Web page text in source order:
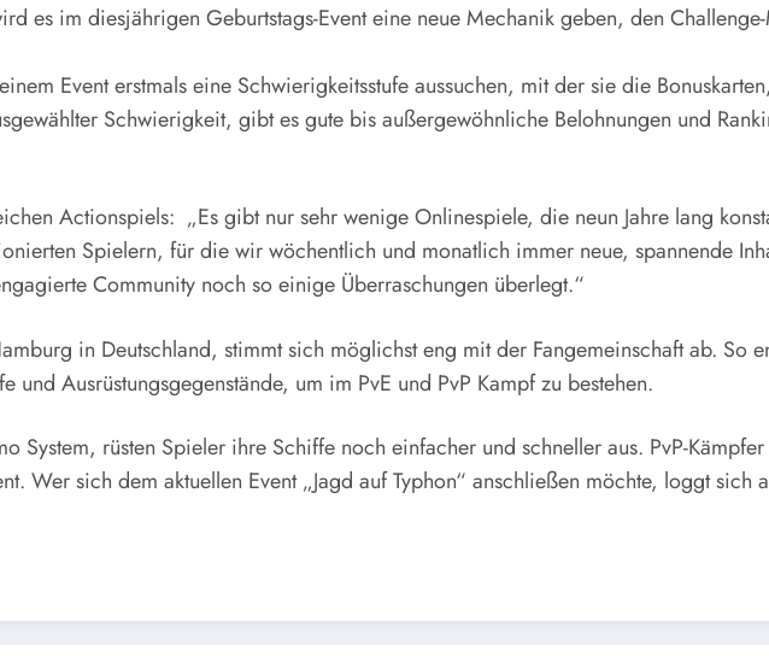
es im diesjährigen Geburtstags-Event eine neue Mechanik geben, den Challenge-
Event erstmals eine Schwierigkeitsstufe aussuchen, mit der sie die
Schwierigkeit, gibt es gute bis außergewöhnliche Belohnungen und
Actionspiels: „Es gibt nur sehr wenige Onlinespiele, die neun Jahre lang
Spielern, für die wir wöchentlich und monatlich immer neue, spannende
Community noch so einige Überraschungen überlegt.“
in Deutschland, stimmt sich möglichst eng mit der Fangemeinschaft ab. So
und Ausrüstungsgegenstände, um im PvE und PvP Kampf zu bestehen.
System, rüsten Spieler ihre Schiffe noch einfacher und schneller aus. PvP-
Wer sich dem aktuellen Event „Jagd auf Typhon“ anschließen möchte, loggt sich